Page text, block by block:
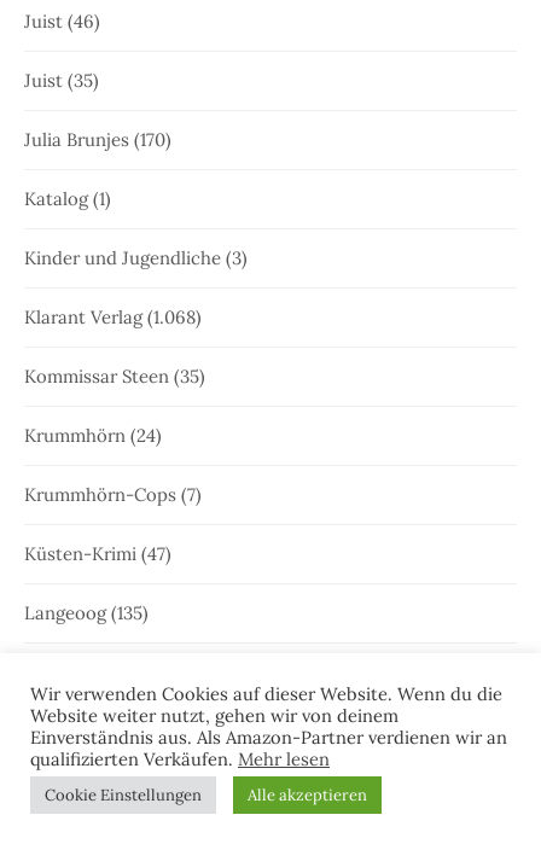
Juist (46)
Juist (35)
Julia Brunjes (170)
Katalog(1)
Kinder und Jugendliche (3)
Klarant Verlag(1.068)
Kommissar Steen (35)
Krummhörn (24)
Krummhörn-Cops (7)
Küsten-Krimi (47)
Langeoog(135)
Leeraner Bürgerzeitung(4)
Leseprobe(51)
Wir verwenden Cookies auf dieser Website. Wenn du die
Website weiter nutzt, gehen wir von deinem
Einverständnis aus. Als Amazon-Partner verdienen wir an
qualifizierten Verkäufen. Mehr lesen
Cookie Einstellungen Alle akzeptieren